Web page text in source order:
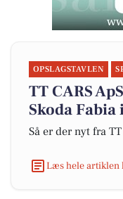
OPSLAGSTAVLEN
TT CARS
Skoda
Så er der nyt fra TT
Læs hele artiklen